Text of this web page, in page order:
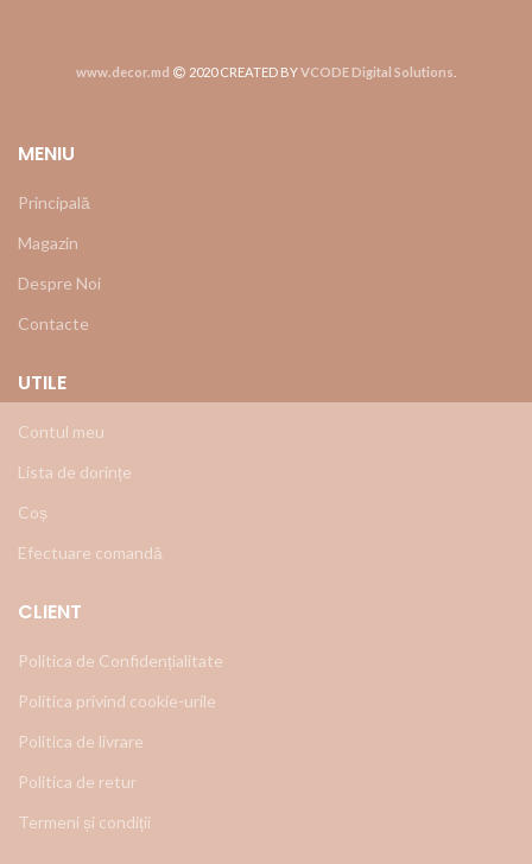
www.decor.md 2020 CREATED BYVCODE Digital Solutions
MENIU
Principală
Magazin
Despre Noi
Contacte
UTILE
Contul meu
Lista de dorințe
Coș
Efectuare comandă
CLIENT
Politica de Confidențialitate
Politica privind cookie-urile
Politica de livrare
Politica de retur
Termeni și condiții